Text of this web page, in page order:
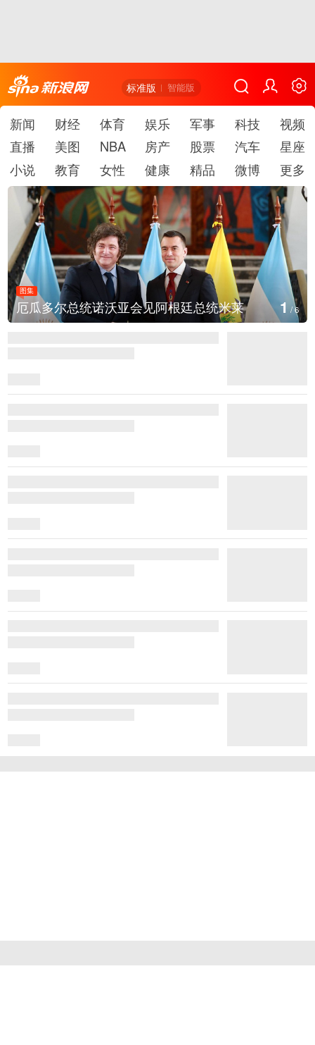
标准版 智能版
新闻 财经 体育 娱乐 军事 科技
视频
直播
美图 NBA 房产 股票 汽车
星座
小说
教育 女性 健康 精品 微博 更多
图集
美国斯波坎：野火烧毁700多所房屋 2/6